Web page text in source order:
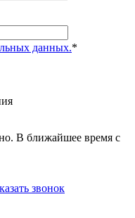
данных.*
В ближайшее время с
звонок